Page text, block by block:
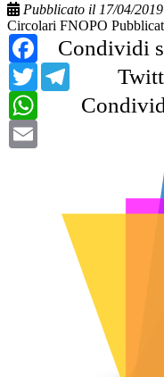
Pubblicato il 17/04/2019
Circolari FNOPO
Condividi
Facebook
TwitterTelegram
WhatsApp